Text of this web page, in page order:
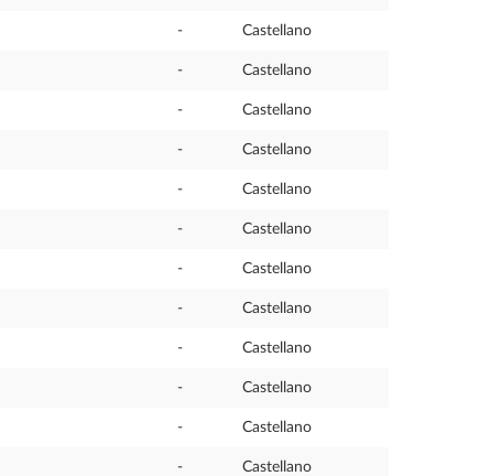
- Castellano
- Castellano
- Castellano
- Castellano
- Castellano
- Castellano
- Castellano
- Castellano
- Castellano
- Castellano
- Castellano
- Castellano